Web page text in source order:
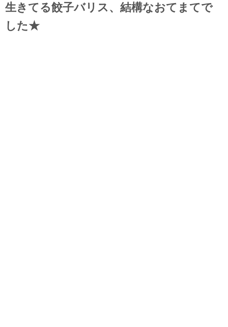
生きてる餃子バリス、結構なおてまてで
した★